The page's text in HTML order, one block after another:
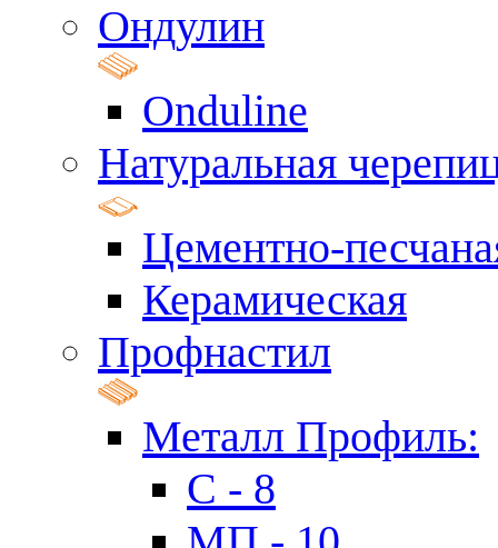
Ондулин
Onduline
Натуральная
Цементно-
Керамическая
Профнастил
Металл Профиль:
C - 8